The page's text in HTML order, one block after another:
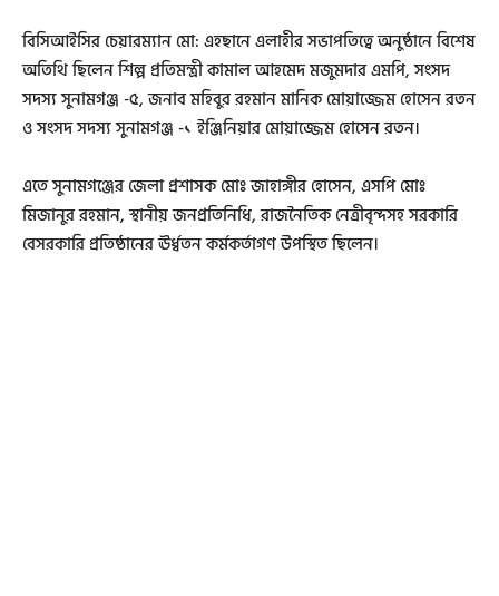
বিসিআইসির চেয়ারম্যান মো: এহছানে এলাহীর সভাপতিত্বে অনুষ্ঠানে বিশেষ
অতিথি ছিলেন শিল্প প্রতিমন্ত্রী কামাল আহমেদ মজুমদার এমপি, সংসদ
সদস্য সুনামগঞ্জ -৫, জনাব মহিবুর রহমান মানিক মোয়াজ্জেম হোসেন রতন
ও সংসদ সদস্য সুনামগঞ্জ -১ ইঞ্জিনিয়ার মোয়াজ্জেম হোসেন রতন।
এতে সুনামগঞ্জের জেলা প্রশাসক মোঃ জাহাঙ্গীর হোসেন, এসপি মোঃ
মিজানুর রহমান, স্থানীয় জনপ্রতিনিধি, রাজনৈতিক নেত্রীবৃন্দসহ সরকারি
বেসরকারি প্রতিষ্ঠানের ঊর্ধ্বতন কর্মকর্তাগণ উপস্থিত ছিলেন।